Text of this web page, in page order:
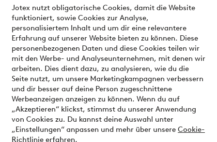
Jotex nutzt obligatorische Cookies, damit die Website
funktioniert, sowie Cookies zur Analyse,
personalisiertem Inhalt und um dir eine relevantere
Erfahrung auf unserer Website bieten zu können. Diese
personenbezogenen Daten und diese Cookies teilen wir
mit den Werbe- und Analyseunternehmen, mit denen wir
arbeiten. Dies dient dazu, zu analysieren, wie du die
Seite nutzt, um unsere Marketingkampagnen verbessern
und dir besser auf deine Person zugeschnittene
Werbeanzeigen anzeigen zu können. Wenn du auf
„Akzeptieren“ klickst, stimmst du unserer Anwendung
von Cookies zu. Du kannst deine Auswahl unter
„Einstellungen“ anpassen und mehr über unsere Cookie-
Richtlinie erfahren.
Visit Ellos
Sichere Zahlungen - Jetzt bezahlen oder aufteilen
Möchtest du mehr über unsere
Zahlungsmöglichkeitenerfahren?